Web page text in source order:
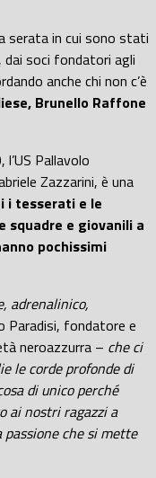
serata in cui sono stati
soci fondatori agli
anche chi non c’è
Brunello Raffone
Pallavolo
Zazzarini, è una
i tesserati e le
squadre e giovanili a
pochissimi
adrenalinico,
Paradisi, fondatore e
neroazzurra – che ci
le corde profonde di
di unico perché
ai nostri ragazzi a
che si mette